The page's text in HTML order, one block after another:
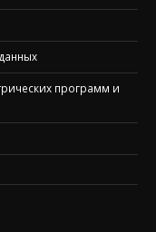
программ и